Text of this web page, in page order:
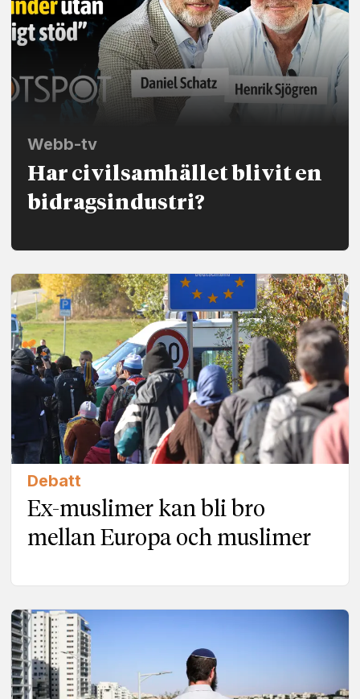
Webb-tv
Har civilsamhället blivit en
bidrags­industri?
Debatt
Ex-muslimer kan bli bro
mellan Europa och muslimer